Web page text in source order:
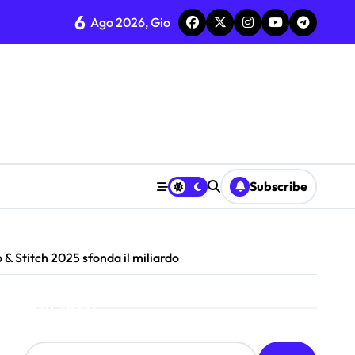
sul riciclo
6 Ago 2026, Gio
Subscribe
Stitch 2025 sfonda il miliardo